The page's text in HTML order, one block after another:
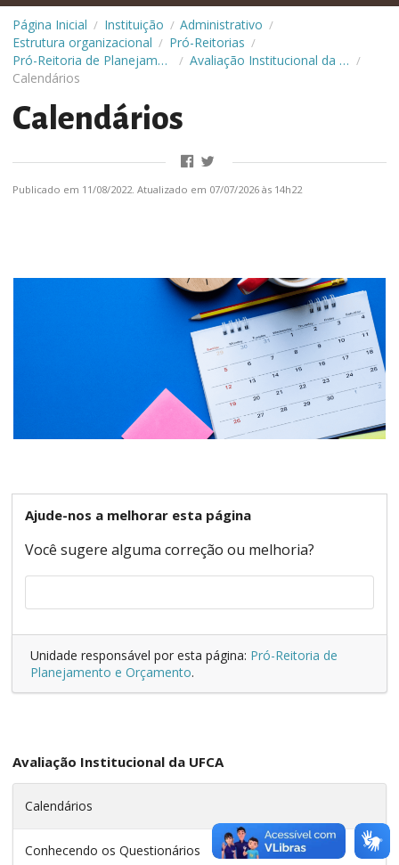
Página Inicial / Instituição / Administrativo /
Estrutura organizacional / Pró-Reitorias /
Pró-Reitoria de Planejamento e Orçamento (Proplan) / Avaliação Institucional da UFCA /
Calendários
Calendários
Publicado em 11/08/2022. Atualizado em 07/07/2026 às 14h22
Ajude-nos a melhorar esta página
Você sugere alguma correção ou melhoria?
Unidade responsável por esta página: Pró-Reitoria de
Planejamento e Orçamento.
Avaliação Institucional da UFCA
Calendários
Conhecendo os Questionários